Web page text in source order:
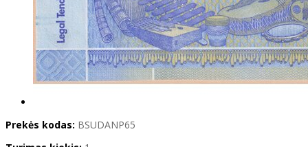
Prekės kodas: BSUDANP65